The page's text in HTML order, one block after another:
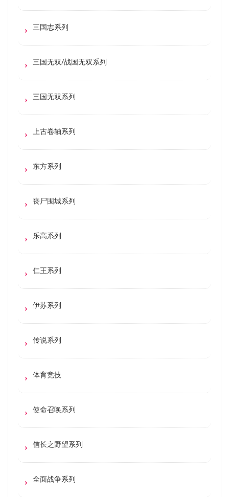
三国志系列
三国无双/战国无双系列
三国无双系列
上古卷轴系列
东方系列
丧尸围城系列
乐高系列
仁王系列
伊苏系列
传说系列
体育竞技
使命召唤系列
信长之野望系列
全面战争系列